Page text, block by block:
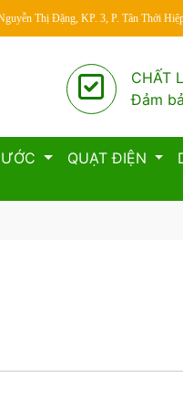
Thị Đặng, KP. 3, P. Tân Thới
CHẤT
Đảm
QUẠT ĐIỆN